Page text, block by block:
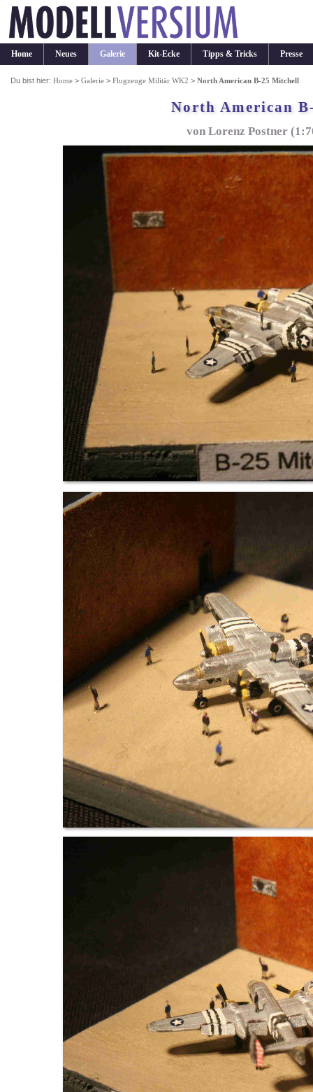
Home Neues Galerie Kit-Ecke Tipps & Tricks Presse
Du bist hier:Home >Galerie >Flugzeuge Militär WK2 >North American B-25 Mitchell
North American
von Lorenz Postner